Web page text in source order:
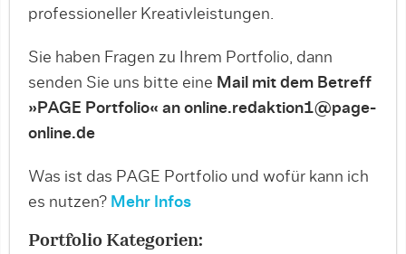
professioneller Kreativleistungen.
Sie haben Fragen zu Ihrem Portfolio, dann
senden Sie uns bitte eine Mail mit dem Betreff
»PAGE Portfolio« an online.redaktion1@page-
online.de
Was ist das PAGE Portfolio und wofür kann ich
es nutzen? Mehr Infos
Portfolio Kategorien: